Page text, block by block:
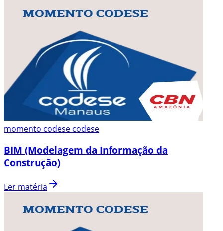
momento codese codese
BIM (Modelagem da Informação da
Construção)
Ler matéria